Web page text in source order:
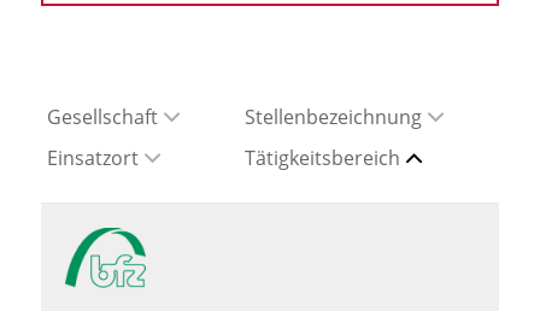
Gesellschaft
Stellenbezeichnung
Einsatzort
Tätigkeitsbereich